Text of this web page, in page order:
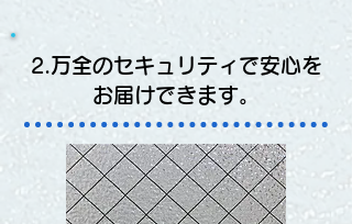
2.万全のセキュリティで安心を
お届けできます。